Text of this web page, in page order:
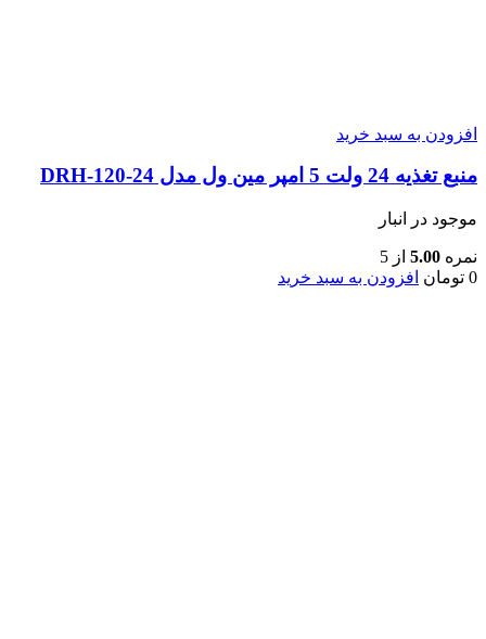
افزودن به سبد خرید
منبع تغذیه 24 ولت 5 امپر مین ول مدل DRH-120-24
موجود در انبار
نمره 5.00 از 5
0 تومان افزودن به سبد خرید